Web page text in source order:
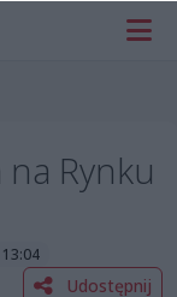
Rynku
Udostępnij